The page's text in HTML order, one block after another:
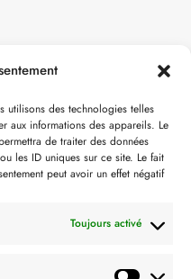
utilisons des technologies telles
aux informations des appareils. Le
de traiter des données
les ID uniques sur ce site. Le fait
peut avoir un effet négatif
Toujours activé